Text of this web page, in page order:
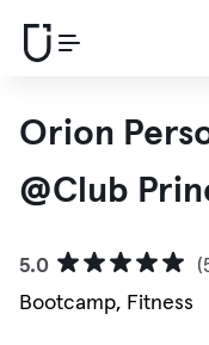
Orion
@Club
5.0
Bootcamp, Fitness